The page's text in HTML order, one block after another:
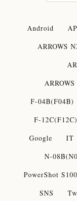
Android
ARROWS
F-04B(F04B)
F-12C(F12C)
Google
IT
N-
PowerShot S100
SNS